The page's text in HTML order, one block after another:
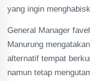
yang ingin
General Manager
Manurung
alternatif tempat
namun tetap